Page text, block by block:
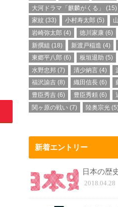
大河ドラマ「麒麟がくる」
(15)
家紋 (33) 小村寿太郎 (5)
岩崎弥太郎 (4) 徳川家康 (6)
新撰組 (18) 新渡戸稲造 (4)
東郷平八郎 (6) 板垣退助 (5)
水野忠邦 (7) 清少納言 (4)
福沢諭吉 (8) 織田信長 (6)
豊臣秀吉 (6) 豊臣秀頼 (6)
関ヶ原の戦い (7) 陸奥宗光
新着エントリー
日本の歴
2018.04.28